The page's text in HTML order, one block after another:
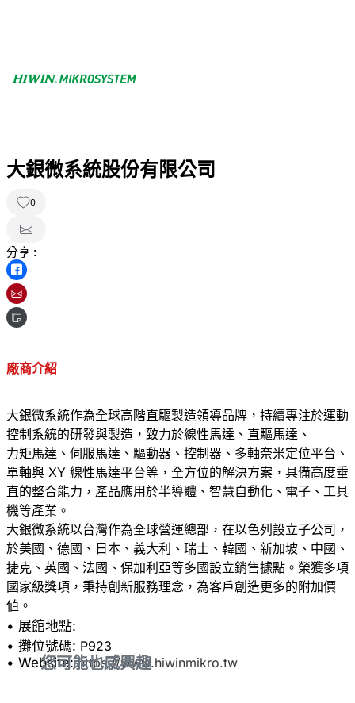
大銀微系統股份有限公司
0
分享 :
廠商介紹
大銀微系統作為全球高階直驅製造領導品牌，持續專注於運動
控制系統的研發與製造，致力於線性馬達、直驅馬達、
力矩馬達、伺服馬達、驅動器、控制器、多軸奈米定位平台、
單軸與 XY 線性馬達平台等，全方位的解決方案，具備高度垂
直的整合能力，產品應用於半導體、智慧自動化、電子、工具
機等產業。
大銀微系統以台灣作為全球營運總部，在以色列設立子公司，
於美國、德國、日本、義大利、瑞士、韓國、新加坡、中國、
捷克、英國、法國、保加利亞等多國設立銷售據點。榮獲多項
國家級獎項，秉持創新服務理念，為客戶創造更多的附加價
• 展館地點:
• 攤位號碼: P923
• Website:https://www.hiwinmikro.tw
您可能也感興趣